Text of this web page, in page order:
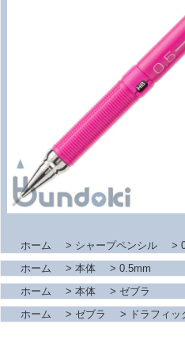
ホーム > シャープペンシル >
ホーム
> 本体 > 0.5mm
ホーム
> 本体 > ゼブラ
ホーム
> ゼブラ > ドラフィ